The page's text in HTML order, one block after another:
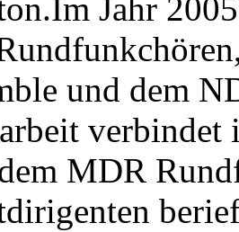
Jahr
und dem
MDR